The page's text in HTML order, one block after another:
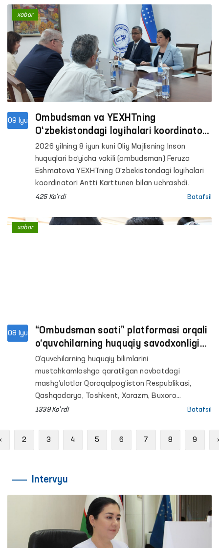
09 Iyu
Ombudsman va YEXHTning
O‘zbekistondagi loyihalari koordinatori
o‘rtasidagi hamkorlik yo‘nalishlari
muhokama qilindi
2026 yilning 8 iyun kuni Oliy Majlisning Inson
huquqlari bo‘yicha vakili (ombudsman) Feruza
Eshmatova YEXHTning O‘zbekistondagi loyihalari
koordinatori Antti Karttunen bilan uchrashdi.
425 Ko'rdi Batafsil
xabar
08 Iyu
“Ombudsman soati” platformasi orqali
o‘quvchilarning huquqiy savodxonligi
oshirilmoqda
O‘quvchilarning huquqiy bilimlarini
mustahkamlashga qaratilgan navbatdagi
mashg‘ulotlar Qoraqalpog‘iston Respublikasi,
Qashqadaryo, Toshkent, Xorazm, Buxoro
viloyatlari hamda Toshkent shahridagi umumta’lim
1339 Ko'rdi Batafsil
xabar
Previous
2 3 4 5 6 7 8 9
Intervyu